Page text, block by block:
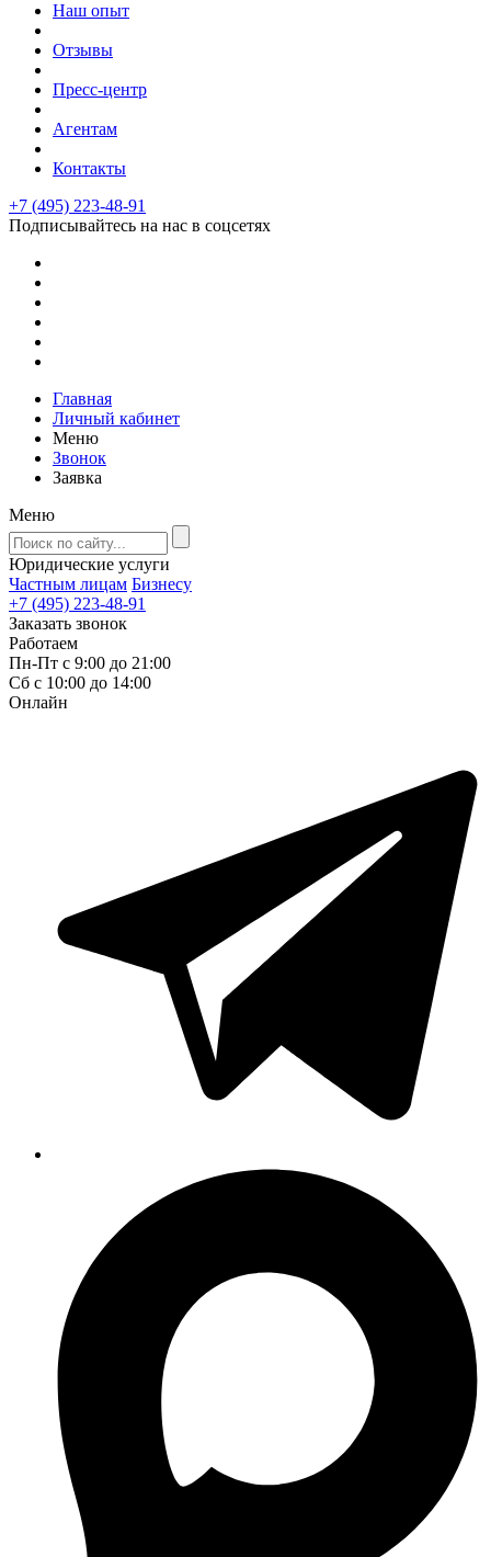
Наш опыт
Отзывы
Пресс-центр
Агентам
Контакты
+7 (495) 223-48-91
Подписывайтесь на нас в соцсетях
Главная
Личный кабинет
Меню
Звонок
Заявка
Меню
Юридические услуги
Частным лицам Бизнесу
+7 (495) 223-48-91
Заказать звонок
Работаем
Пн-Пт с 9:00 до 21:00
Сб с 10:00 до 14:00
Онлайн